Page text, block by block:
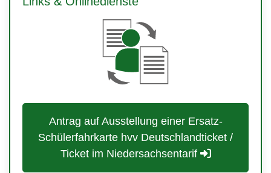
Antrag auf Ausstellung einer Ersatz-
Schülerfahrkarte hvv Deutschlandticket /
Ticket im Niedersachsentarif